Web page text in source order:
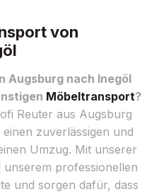
von
Augsburg nach Inegöl
Möbeltransport?
Reuter aus Augsburg
zuverlässigen und
Umzug. Mit unserer
professionellen
und sorgen dafür, dass